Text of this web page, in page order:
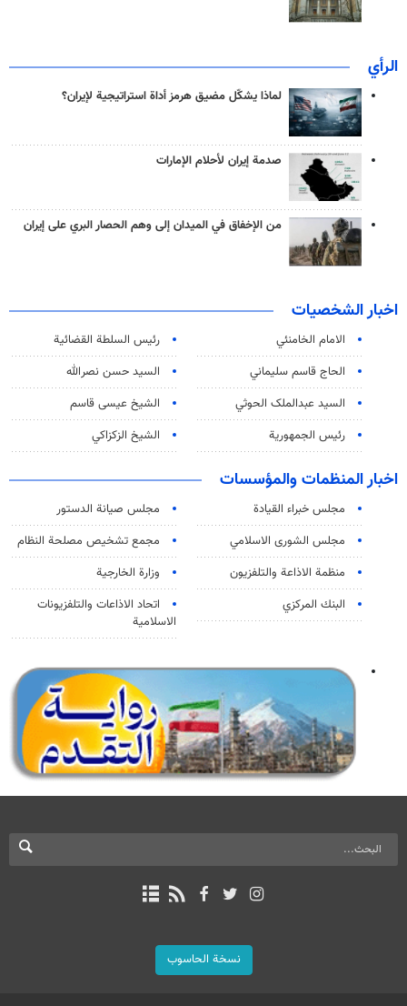
الرأي
لماذا يشكّل مضيق هرمز أداة استراتيجية لإيران؟
صدمة إيران لأحلام الإمارات
من الإخفاق في الميدان إلى وهم الحصار البري على إيران
اخبار الشخصيات
الامام الخامنئي
رئیس السلطة القضائیة
الحاج قاسم سليماني
السيد حسن نصرالله
السید عبدالملک الحوثي
الشيخ عيسى قاسم
رئيس الجمهورية
الشيخ الزكزاكي
اخبار المنظمات والمؤسسات
مجلس خبراء القيادة
مجلس صيانة الدستور
مجلس الشورى الاسلامي
مجمع تشخيص مصلحة النظام
منظمة الاذاعة والتلفزیون
وزارة الخارجية
البنك المركزي
اتحاد الاذاعات والتلفزيونات
الاسلامية
نسخة الحاسوب